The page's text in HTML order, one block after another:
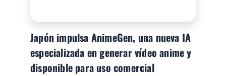
Japón impulsa AnimeGen, una nueva IA
especializada en generar vídeo anime y
disponible para uso comercial